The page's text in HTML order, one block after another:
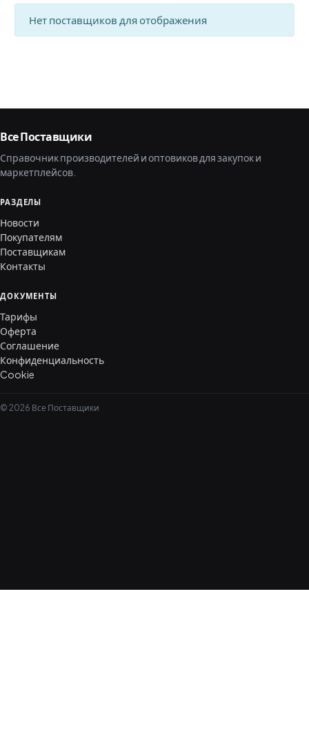
Нет поставщиков для отображения
Все Поставщики
Справочник производителей и оптовиков для закупок и
маркетплейсов.
РАЗДЕЛЫ
Новости
Покупателям
Поставщикам
Контакты
ДОКУМЕНТЫ
Тарифы
Оферта
Соглашение
Конфиденциальность
Cookie
© 2026 Все Поставщики